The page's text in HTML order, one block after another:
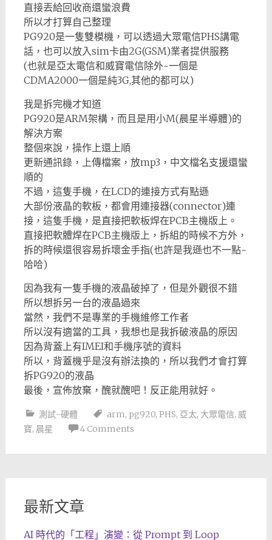
直接丟給回收商還蠻浪費
所以才打算自己整理
PG920是一隻雙模機，可以透過大眾電信PHS講電
話，也可以放入sim卡由2G(GSM)業者提供服務
(也就是亞太電信和威寶電信除外~一個是
CDMA2000一個是純3G,其他的都可以)
我是拆完機才知道
PG920是ARM架構，而且是用小M(晨星半導體)的
解決方案
整個來說，操作上還上順
更新通訊錄，上傳檔案，放mp3，中文檔名支援還蠻
順的
不過，這隻手機，在LCD的連接方式有點遜
大部份液晶的軟板，都會用連接器(connector)連
接，這隻手機，是直接把軟板焊在PCB主機版上。
直接把軟體焊在PCB主機版上，拆組的時候不方外，
拆的時候還很容易拆壞金手指(也許是我遜也不一點~
哈哈)
因為我有一隻手機的液晶破掉了，但是外觀很不錯
所以想拆另一台的液晶過來
當然，我們不是專業的手機維修工作者
所以沒有適當的工具，我想也是我拆破液晶的原因
因為背蓋上有IMEI和手機序號的資料
所以，背蓋機乎是沒有辦法換的，所以我們才會打算
拆PG920的液晶
最後，宣佈放棄，醜就醜吧！反正能用就好。
測試-硬體 arm, pg920, PHS, 亞太, 大眾電信, 威
寶, 晨星 4 Comments
最新文章
AI 時代的「工程」演變：從 Prompt 到 Loop